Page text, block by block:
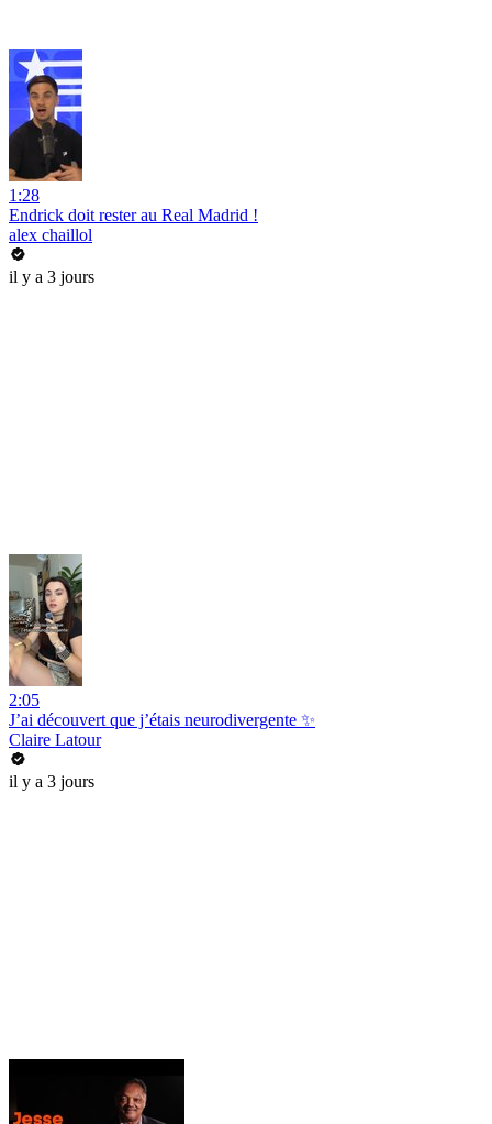
1:28
Endrick doit rester au Real Madrid !
alex chaillol
il y a 3 jours
2:05
J’ai découvert que j’étais neurodivergente ✨
Claire Latour
il y a 3 jours